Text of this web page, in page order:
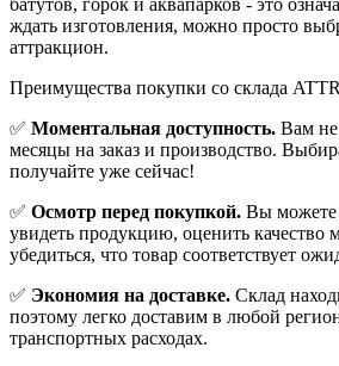
ждать изготовления, можно просто
аттракцион.
Преимущества покупки со склада
✅ Моментальная доступность. Вам не
месяцы на заказ и производство.
получайте уже сейчас!
✅ Осмотр перед покупкой. Вы можете
увидеть продукцию, оценить качество
убедиться, что товар соответствует
✅ Экономия на доставке. Склад
поэтому легко доставим в любой
транспортных расходах.